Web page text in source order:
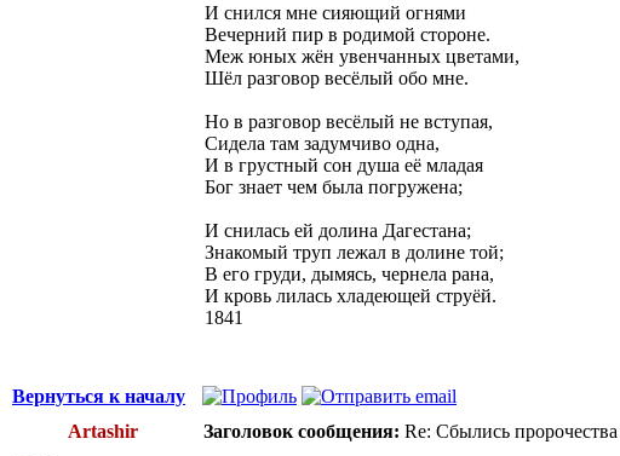
И снился мне сияющий огнями
Вечерний пир в родимой стороне.
Меж юных жён увенчанных цветами,
Шёл разговор весёлый обо мне.
Но в разговор весёлый не вступая,
Сидела там задумчиво одна,
И в грустный сон душа её младая
Бог знает чем была погружена;
И снилась ей долина Дагестана;
Знакомый труп лежал в долине той;
В его груди, дымясь, чернела рана,
И кровь лилась хладеющей струёй.
1841
Вернуться к началу
Artashir
Заголовок сообщения: Re: Сбылись пророчества